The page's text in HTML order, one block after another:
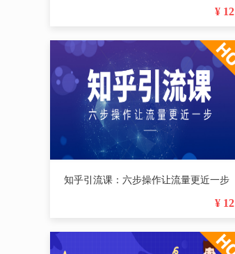
¥ 12
知乎引流课：六步操作让流量更近一步
¥ 12